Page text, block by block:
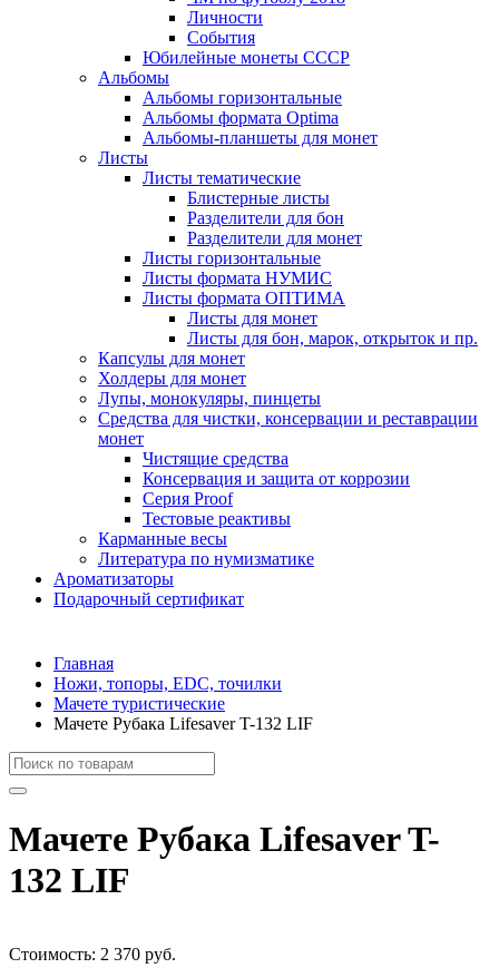
Личности
События
Юбилейные монеты СССР
Альбомы
Альбомы горизонтальные
Альбомы формата Optima
Альбомы-планшеты для монет
Листы
Листы тематические
Блистерные листы
Разделители для бон
Разделители для монет
Листы горизонтальные
Листы формата НУМИС
Листы формата ОПТИМА
Листы для монет
Листы для бон, марок, открыток и пр.
Капсулы для монет
Холдеры для монет
Лупы, монокуляры, пинцеты
Средства для чистки, консервации и реставрации
монет
Чистящие средства
Консервация и защита от коррозии
Серия Proof
Тестовые реактивы
Карманные весы
Литература по нумизматике
Ароматизаторы
Подарочный сертификат
Главная
Ножи, топоры, EDC, точилки
Мачете туристические
Мачете Рубака Lifesaver T-132 LIF
Мачете Рубака Lifesaver T-
132 LIF
Стоимость: 2 370 руб.